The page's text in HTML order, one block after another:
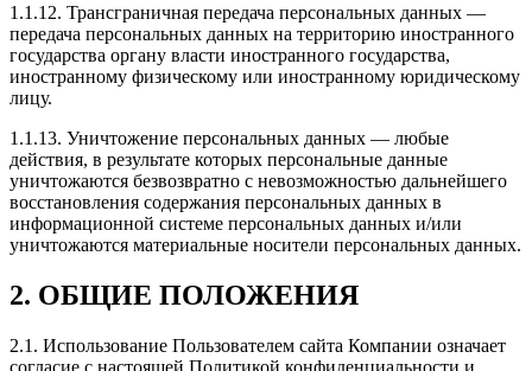
1.1.12. Трансграничная передача персональных данных —
передача персональных данных на территорию иностранного
государства органу власти иностранного государства,
иностранному физическому или иностранному юридическому
лицу.
1.1.13. Уничтожение персональных данных — любые
действия, в результате которых персональные данные
уничтожаются безвозвратно с невозможностью дальнейшего
восстановления содержания персональных данных в
информационной системе персональных данных и/или
уничтожаются материальные носители персональных данных.
2. ОБЩИЕ ПОЛОЖЕНИЯ
2.1. Использование Пользователем сайта Компании означает
согласие с настоящей Политикой конфиденциальности и